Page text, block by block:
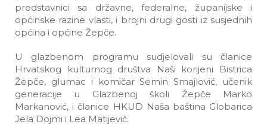
predstavnici sa državne, federalne, županijske i
općinske razine vlasti, i brojni drugi gosti iz susjednih
općina i općine Žepče.
U glazbenom programu sudjelovali su članice
Hrvatskog kulturnog društva Naši korijeni Bistrica
Žepče, glumac i komičar Semin Smajlović, učenik
generacije u Glazbenoj školi Žepče Marko
Markanović, i članice HKUD Naša baština Globarica
Jela Dojmi i Lea Matijević.